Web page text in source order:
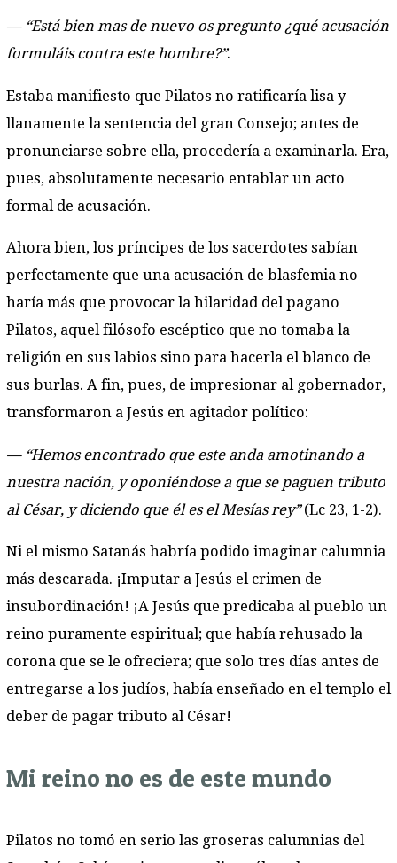
— “Está bien mas de nuevo os pregunto ¿qué acusación
formuláis contra este hombre?”.
Estaba manifiesto que Pilatos no ratificaría lisa y
llanamente la sentencia del gran Consejo; antes de
pronunciarse sobre ella, procedería a examinarla. Era,
pues, absolutamente necesario entablar un acto
formal de acusación.
Ahora bien, los príncipes de los sacerdotes sabían
perfectamente que una acusación de blasfemia no
haría más que provocar la hilaridad del pagano
Pilatos, aquel filósofo escéptico que no tomaba la
religión en sus labios sino para hacerla el blanco de
sus burlas. A fin, pues, de impresionar al gobernador,
transformaron a Jesús en agitador político:
— “Hemos encontrado que este anda amotinando a
nuestra nación, y oponiéndose a que se paguen tributo
al César, y diciendo que él es el Mesías rey”(Lc 23, 1-2).
Ni el mismo Satanás habría podido imaginar calumnia
más descarada. ¡Imputar a Jesús el crimen de
insubordinación! ¡A Jesús que predicaba al pueblo un
reino puramente espiritual; que había rehusado la
corona que se le ofreciera; que solo tres días antes de
entregarse a los judíos, había enseñado en el templo el
deber de pagar tributo al César!
Mi reino no es de este mundo
Pilatos no tomó en serio las groseras calumnias del